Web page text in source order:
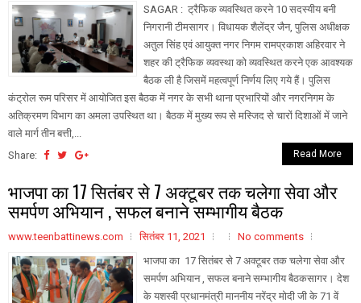
SAGAR : ट्रैफिक व्यवस्थित करने 10 सदस्यीय बनी
निगरानी टीमसागर। विधायक शैलेंद्र जैन, पुलिस अधीक्षक
अतुल सिंह एवं आयुक्त नगर निगम रामप्रकाश अहिरवार ने
शहर की ट्रैफिक व्यवस्था को व्यवस्थित करने एक आवश्यक
बैठक ली है जिसमें महत्वपूर्ण निर्णय लिए गये हैं। पुलिस
कंट्रोल रूम परिसर में आयोजित इस बैठक में नगर के सभी थाना प्रभारियों और नगरनिगम के
अतिक्रमण विभाग का अमला उपस्थित था। बैठक में मुख्य रूप से मस्जिद से चारों दिशाओं में जाने
वाले मार्ग तीन बत्ती,...
Share:
Read More
भाजपा का 17 सितंबर से 7 अक्टूबर तक चलेगा सेवा और
समर्पण अभियान , सफल बनाने सम्भागीय बैठक
www.teenbattinews.com सितंबर 11, 2021
No comments
भाजपा का 17 सितंबर से 7 अक्टूबर तक चलेगा सेवा और
समर्पण अभियान , सफल बनाने सम्भागीय बैठकसागर। देश
के यशस्वी प्रधानमंत्री माननीय नरेंद्र मोदी जी के 71 वें